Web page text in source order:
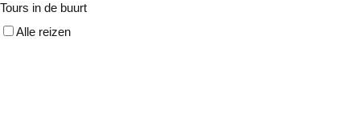
Tours in de buurt
Alle reizen